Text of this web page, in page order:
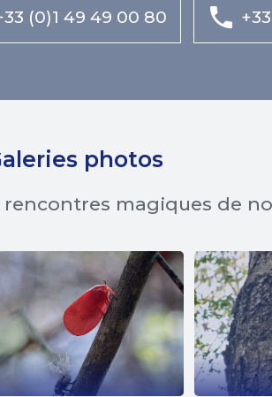
(0)1 49 49 00 80
photos
rencontres magiques de